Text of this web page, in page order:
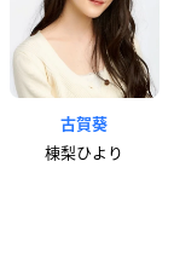
古賀葵
棟梨ひより